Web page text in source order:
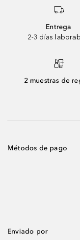
Entrega
2-3 días
2 muestras de
Métodos de pago
Enviado por